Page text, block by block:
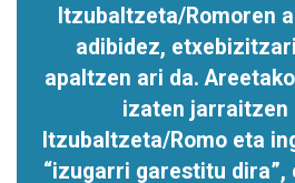
Itzubaltzeta/Romoren
adibidez,
apaltzen ari da.
izaten jarraitzen
Itzubaltzeta/Romo eta
“izugarri garestitu dira”,